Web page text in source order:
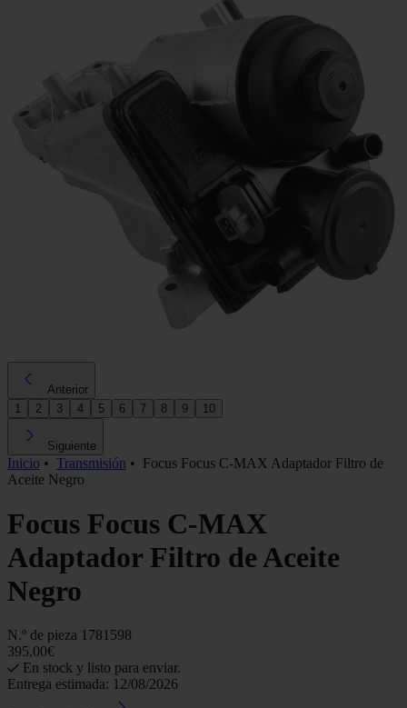
Anterior
1
2 3 4 5 6 7 8 9 10
Siguiente
Inicio • Transmisión • Focus Focus C-MAX Adaptador Filtro de
Aceite Negro
Focus Focus C-MAX
Adaptador Filtro de Aceite
Negro
N.º de pieza 1781598
395,00€
En stock y listo para enviar.
Entrega estimada: 12/08/2026